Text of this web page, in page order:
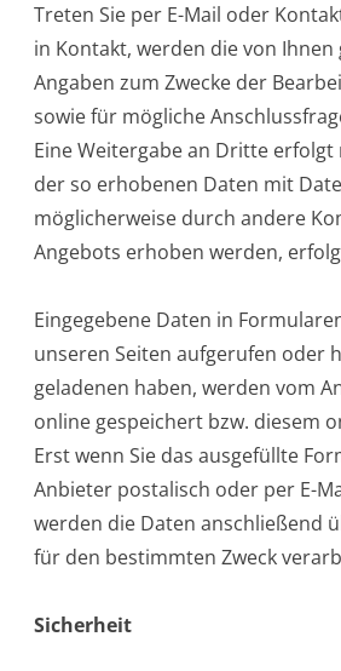
Treten Sie per E-Mail oder
in Kontakt, werden die von Ihnen
Angaben zum Zwecke der
sowie für mögliche
Eine Weitergabe an Dritte erfolgt
der so erhobenen Daten mit
möglicherweise durch andere
Angebots erhoben werden,
Eingegebene Daten in
unseren Seiten aufgerufen oder
geladenen haben, werden vom
online gespeichert bzw. diesem
Erst wenn Sie das ausgefüllte
Anbieter postalisch oder per E-
werden die Daten anschließend
für den bestimmten Zweck
Sicherheit